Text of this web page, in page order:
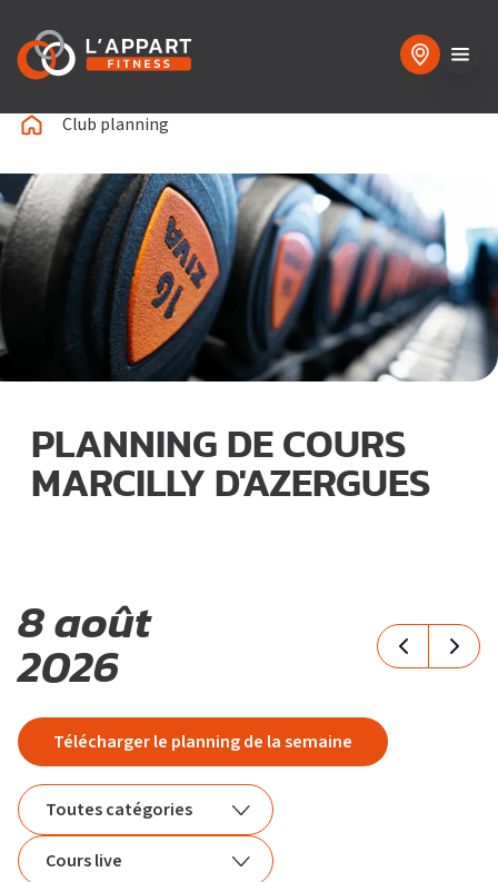
MOT
IVÉ
APPLI JOY SMALL GROUP
COACHING PERSONNALISÉ
BLOG
DEVENIR FRANCHISÉ L’APPART FITNESS
Club planning
PLANNING DE COURS
MARCILLY D'AZERGUES
8 août
2026
Télécharger le planning de la semaine
Toutes catégories
Toutes catégories
Cours live